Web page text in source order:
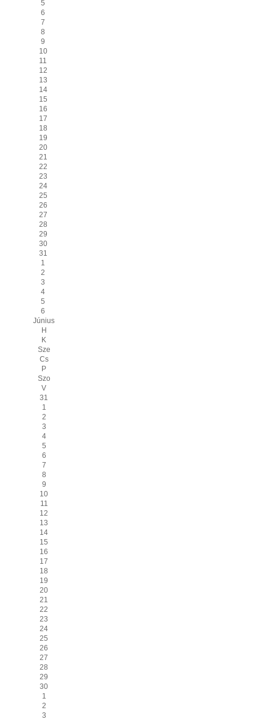
5
6
7
8
9
10
11
12
13
14
15
16
17
18
19
20
21
22
23
24
25
26
27
28
29
30
31
1
2
3
4
5
6
Június
H
K
Sze
Cs
P
Szo
V
31
1
2
3
4
5
6
7
8
9
10
11
12
13
14
15
16
17
18
19
20
21
22
23
24
25
26
27
28
29
30
1
2
3